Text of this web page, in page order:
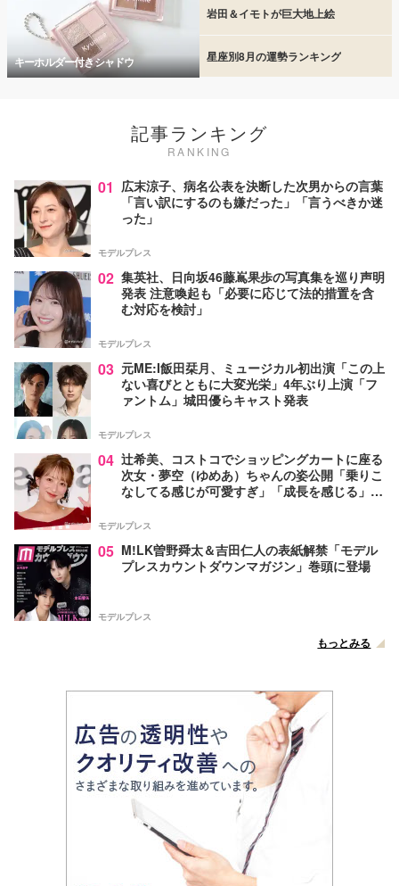
キーホルダー付きシャドウ
岩田＆イモトが巨大地上絵
星座別8月の運勢ランキング
記事ランキング
RANKING
01 広末涼子、病名公表を決断した次男からの言葉
「言い訳にするのも嫌だった」「言うべきか迷
った」
モデルプレス
02 集英社、日向坂46藤嶌果歩の写真集を巡り声明
発表 注意喚起も「必要に応じて法的措置を含
む対応を検討」
モデルプレス
03 元ME:I飯田栞月、ミュージカル初出演「この上
ない喜びとともに大変光栄」4年ぶり上演「フ
ァントム」城田優らキャスト発表
モデルプレス
04 辻希美、コストコでショッピングカートに座る
次女・夢空（ゆめあ）ちゃんの姿公開「乗りこ
なしてる感じが可愛すぎ」「成長を感じる」の
モデルプレス
05 M!LK曽野舜太＆吉田仁人の表紙解禁「モデル
プレスカウントダウンマガジン」巻頭に登場
モデルプレス
もっとみる